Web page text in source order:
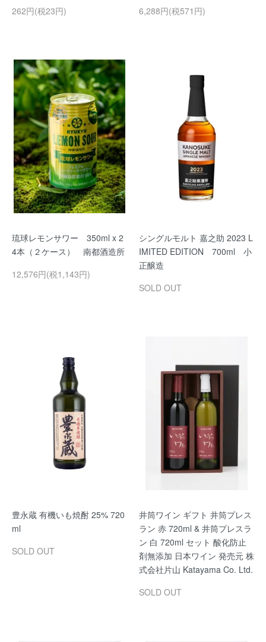
262円(税23円) 6,288円(税571円)
琉球レモンサワー 350ml x 2
4本（２ケース） 南都酒造所
12,576円(税1,143円)
シングルモルト 嘉之助 2023 L
IMITED EDITION 700ml 小
正醸造
SOLD OUT
豊永蔵 有機いも焼酎 25% 720
ml
SOLD OUT
井筒ワイン ギフト 井筒プレス
ラン 赤 720ml & 井筒プレスラ
ン 白 720ml セット 酸化防止
剤無添加 日本ワイン 発売元 株
式会社片山 Katayama Co. Ltd.
SOLD OUT